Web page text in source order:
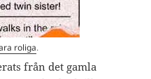
roliga.
från det gamla